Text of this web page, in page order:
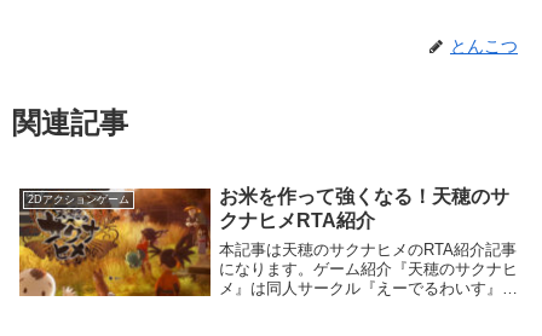
とんこつ
関連記事
2Dアクションゲーム
お米を作って強くなる！天穂のサ
クナヒメRTA紹介
本記事は天穂のサクナヒメのRTA紹介記事
になります。ゲーム紹介『天穂のサクナヒ
メ』は同人サークル『えーでるわいす』が